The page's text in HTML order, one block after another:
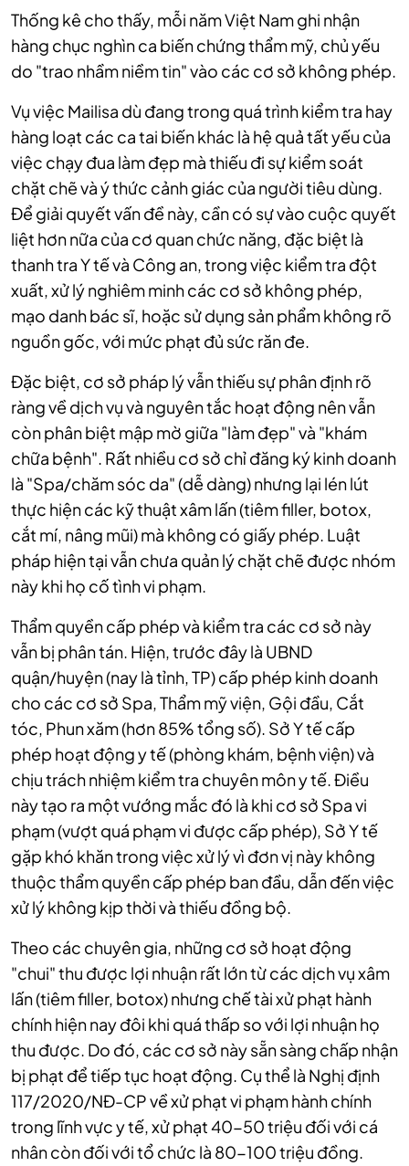
Thống kê cho thấy, mỗi năm Việt Nam ghi nhận
hàng chục nghìn ca biến chứng thẩm mỹ, chủ yếu
do "trao nhầm niềm tin" vào các cơ sở không phép.
Vụ việc Mailisa dù đang trong quá trình kiểm tra hay
hàng loạt các ca tai biến khác là hệ quả tất yếu của
việc chạy đua làm đẹp mà thiếu đi sự kiểm soát
chặt chẽ và ý thức cảnh giác của người tiêu dùng.
Để giải quyết vấn đề này, cần có sự vào cuộc quyết
liệt hơn nữa của cơ quan chức năng, đặc biệt là
thanh tra Y tế và Công an, trong việc kiểm tra đột
xuất, xử lý nghiêm minh các cơ sở không phép,
mạo danh bác sĩ, hoặc sử dụng sản phẩm không rõ
nguồn gốc, với mức phạt đủ sức răn đe.
Đặc biệt, cơ sở pháp lý vẫn thiếu sự phân định rõ
ràng về dịch vụ và nguyên tắc hoạt động nên vẫn
còn phân biệt mập mờ giữa "làm đẹp" và "khám
chữa bệnh". Rất nhiều cơ sở chỉ đăng ký kinh doanh
là "Spa/chăm sóc da" (dễ dàng) nhưng lại lén lút
thực hiện các kỹ thuật xâm lấn (tiêm filler, botox,
cắt mí, nâng mũi) mà không có giấy phép. Luật
pháp hiện tại vẫn chưa quản lý chặt chẽ được nhóm
này khi họ cố tình vi phạm.
Thẩm quyền cấp phép và kiểm tra các cơ sở này
vẫn bị phân tán. Hiện, trước đây là UBND
quận/huyện (nay là tỉnh, TP) cấp phép kinh doanh
cho các cơ sở Spa, Thẩm mỹ viện, Gội đầu, Cắt
tóc, Phun xăm (hơn 85% tổng số). Sở Y tế cấp
phép hoạt động y tế (phòng khám, bệnh viện) và
chịu trách nhiệm kiểm tra chuyên môn y tế. Điều
này tạo ra một vướng mắc đó là khi cơ sở Spa vi
phạm (vượt quá phạm vi được cấp phép), Sở Y tế
gặp khó khăn trong việc xử lý vì đơn vị này không
thuộc thẩm quyền cấp phép ban đầu, dẫn đến việc
xử lý không kịp thời và thiếu đồng bộ.
Theo các chuyên gia, những cơ sở hoạt động
"chui" thu được lợi nhuận rất lớn từ các dịch vụ xâm
lấn (tiêm filler, botox) nhưng chế tài xử phạt hành
chính hiện nay đôi khi quá thấp so với lợi nhuận họ
thu được. Do đó, các cơ sở này sẵn sàng chấp nhận
bị phạt để tiếp tục hoạt động. Cụ thể là Nghị định
117/2020/NĐ-CP về xử phạt vi phạm hành chính
trong lĩnh vực y tế, xử phạt 40-50 triệu đối với cá
nhân còn đối với tổ chức là 80-100 triệu đồng.